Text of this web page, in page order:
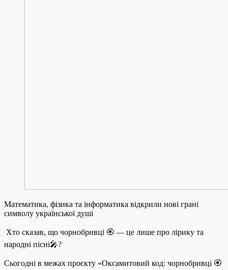
Математика, фізика та інформатика відкрили нові грані
символу української душі
Хто сказав, що чорнобривці 🏵️ — це лише про лірику та
народні пісні🎤?
Сьогодні в межах проєкту «Оксамитовий код: чорнобривці 🏵️